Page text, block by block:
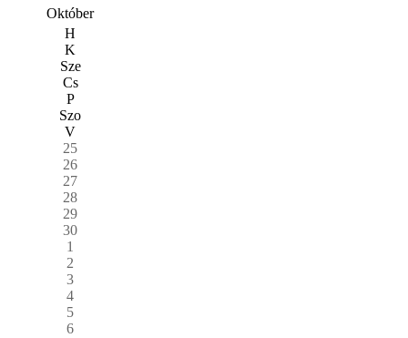
Október
H
K
Sze
Cs
P
Szo
V
25
26
27
28
29
30
1
2
3
4
5
6